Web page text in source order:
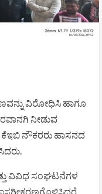
ವಿರೋಧಿಸಿ ಹಾಗೂ
ನೀಡುವ
ನೌಕರರು ಹಾಸನದ
ವಿವಿಧ ಸಂಘಟನೆಗಳ
ಖಾಸಗೀಕರಣಗೊಳಿಸಿದರೆ